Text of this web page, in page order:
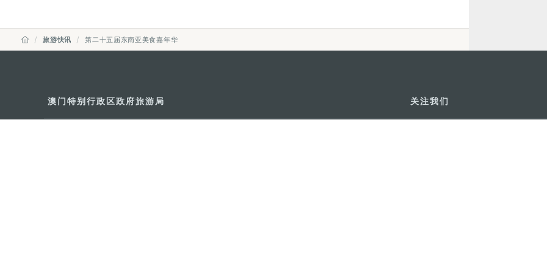
旅游快讯 第二十五届东南亚美食嘉年华
澳门特别行政区政府旅游局 关注我们